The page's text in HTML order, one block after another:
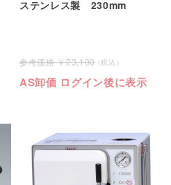
ステンレス製 230mm
23,100
AS卸価 ログイン後に表示